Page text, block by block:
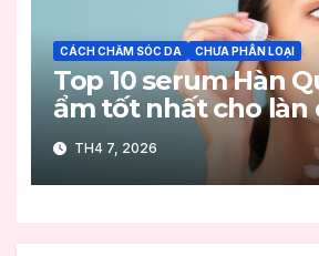
CÁCH CHĂM SÓC DA CHƯA PHÂN LOẠI
Top 10 serum Hàn
ẩm tốt nhất cho làn
mọng
TH4 7, 2026